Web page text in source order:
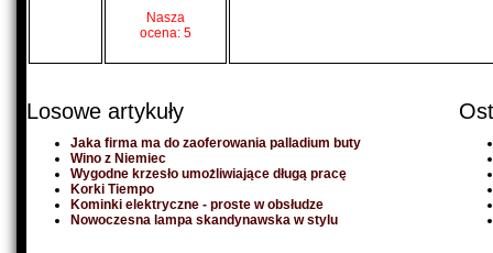
Nasza
ocena: 5
Losowe artykuły
Jaka firma ma do zaoferowania palladium buty
Wino z Niemiec
Wygodne krzesło umożliwiające długą pracę
Korki Tiempo
Kominki elektryczne - proste w obsłudze
Nowoczesna lampa skandynawska w stylu